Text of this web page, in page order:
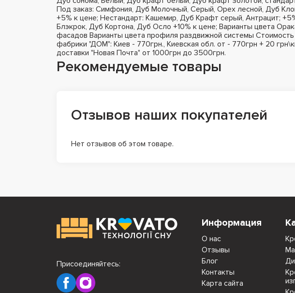
Под заказ: Симфония, Дуб Молочный, Серый, Орех лесной, Дуб
+5% к цене; Нестандарт: Кашемир, Дуб Крафт серый, Антрацит;
Блэкрок, Дуб Кортона, Дуб Осло +10% к цене; Варианты цвета
фасадов Варианты цвета профиля раздвижной системы Стоимость
фабрики "ДОМ": Киев - 770грн., Киевская обл. от - 770грн + 20
доставки "Новая Почта" от 1000грн до 3500грн.
Рекомендуемые товары
Отзывов наших покупателей
Нет отзывов об этом товаре.
Информация
О нас
Отзывы
Блог
Контакты
Карта сайта
Присоединяйтесь: